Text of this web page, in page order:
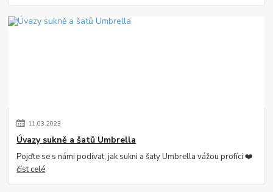
11.03.2023
Úvazy sukně a šatů Umbrella
Pojďte se s námi podívat, jak sukni a šaty Umbrella vážou profíci ❤️
číst celé